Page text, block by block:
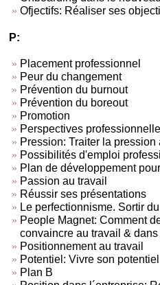
Ofjectifs: Réaliser ses
P:
Placement professionnel
Peur du changement
Prévention du burnout
Prévention du boreout
Promotion
Perspectives
Pression: Traiter la pression
Possibilités d'emploi
Plan de développement
Passion au travail
Réussir ses présentations
Le perfectionnisme. Sortir
People Magnet: Comment
convaincre au travail & dans
Positionnement au travail
Potentiel: Vivre son potentiel
Plan B